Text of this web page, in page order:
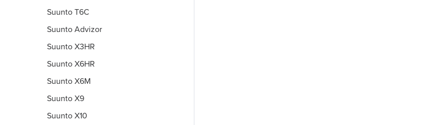
Suunto T6C
Suunto Advizor
Suunto X3HR
Suunto X6HR
Suunto X6M
Suunto X9
Suunto X10